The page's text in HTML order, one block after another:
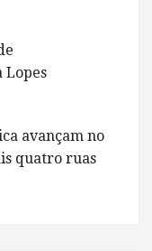
Lopes
avançam no
quatro ruas